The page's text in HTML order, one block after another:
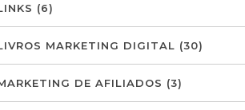
(6)
MARKETING DIGITAL (30)
DE AFILIADOS (3)